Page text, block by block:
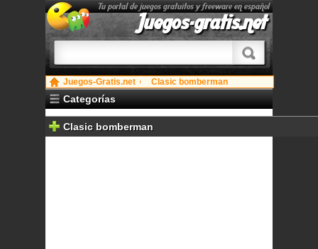
Tu portal de juegos gratuitos y freeware en español
Juegos-gratis.net
Juegos-Gratis.net Clasic bomberman
Categorías
Clasic bomberman